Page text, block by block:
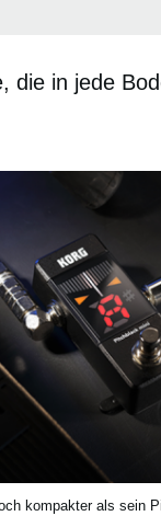
die in jede
kompakter als sein